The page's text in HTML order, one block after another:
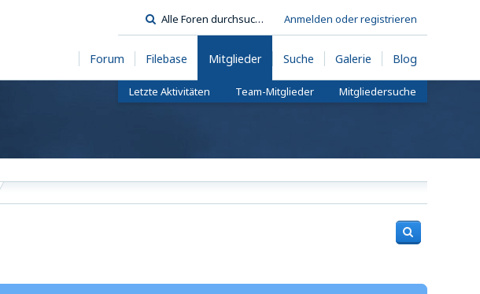
Anmelden oder registrieren
Forum Filebase Mitglieder
Letzte Aktivitäten Team-Mitglieder Mitgliedersuche
Suche Galerie Blog